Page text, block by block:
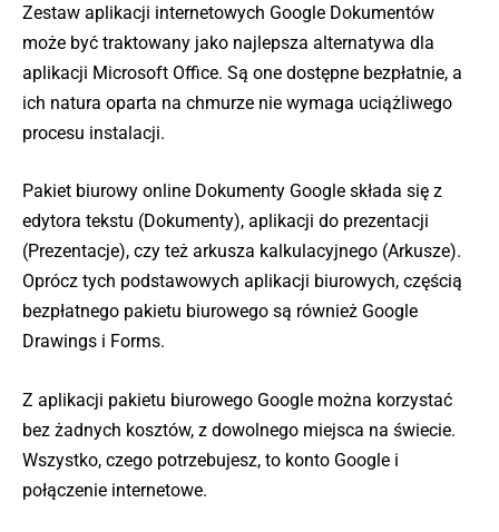
Zestaw aplikacji internetowych Google Dokumentów
może być traktowany jako najlepsza alternatywa dla
aplikacji Microsoft Office. Są one dostępne bezpłatnie, a
ich natura oparta na chmurze nie wymaga uciążliwego
procesu instalacji.
Pakiet biurowy online Dokumenty Google składa się z
edytora tekstu (Dokumenty), aplikacji do prezentacji
(Prezentacje), czy też arkusza kalkulacyjnego (Arkusze).
Oprócz tych podstawowych aplikacji biurowych, częścią
bezpłatnego pakietu biurowego są również Google
Drawings i Forms.
Z aplikacji pakietu biurowego Google można korzystać
bez żadnych kosztów, z dowolnego miejsca na świecie.
Wszystko, czego potrzebujesz, to konto Google i
połączenie internetowe.